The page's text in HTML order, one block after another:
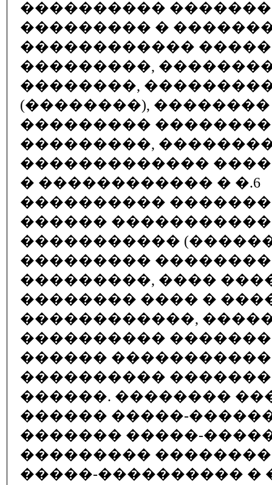
����������
��������� �
������������
���������,
��������,
(��������), ��������
���������
���������,
�������������
� ������������ � �.6
����������
������
�����������
���������
���������, ����
�������� ���� �
������������,
����������
������
����������
������. ��������
������ �����-
������� �����-
���������
�����-���������� �